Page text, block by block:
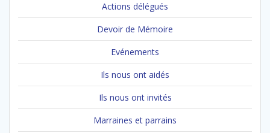
Actions délégués
Devoir de Mémoire
Evénements
Ils nous ont aidés
Ils nous ont invités
Marraines et parrains